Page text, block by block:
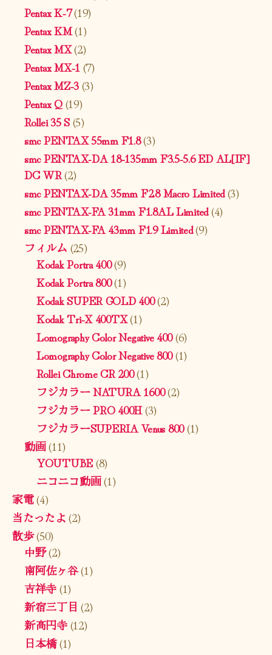
Pentax K-7(19)
Pentax KM(1)
Pentax MX(2)
Pentax MX-1 (7)
Pentax MZ-3(3)
Pentax Q(19)
Rollei 35 S(5)
smc PENTAX 55mm F1.8(3)
smc PENTAX-DA 18-135mm F3.5-5.6 ED AL[IF]
DC WR(2)
smc PENTAX-DA 35mm F2.8 Macro Limited(3)
smc PENTAX-FA 31mm F1.8AL Limited(4)
smc PENTAX-FA 43mm F1.9 Limited(9)
フィルム (25)
Kodak Portra 400(9)
Kodak Portra 800(1)
Kodak SUPER GOLD 400(2)
Kodak Tri-X 400TX(1)
Lomography Color Negative 400(6)
Lomography Color Negative 800(1)
Rollei Chrome CR 200(1)
フジカラー NATURA 1600(2)
フジカラー PRO 400H(3)
フジカラーSUPERIA Venus 800(1)
動画(11)
YOUTUBE(8)
ニコニコ動画(1)
家電(4)
当たったよ(2)
散歩(50)
中野(2)
南阿佐ヶ谷(1)
吉祥寺(1)
新宿三丁目 (2)
新高円寺(12)
日本橋(1)